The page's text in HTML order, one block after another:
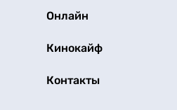
Онлайн
Кинокайф
Контакты